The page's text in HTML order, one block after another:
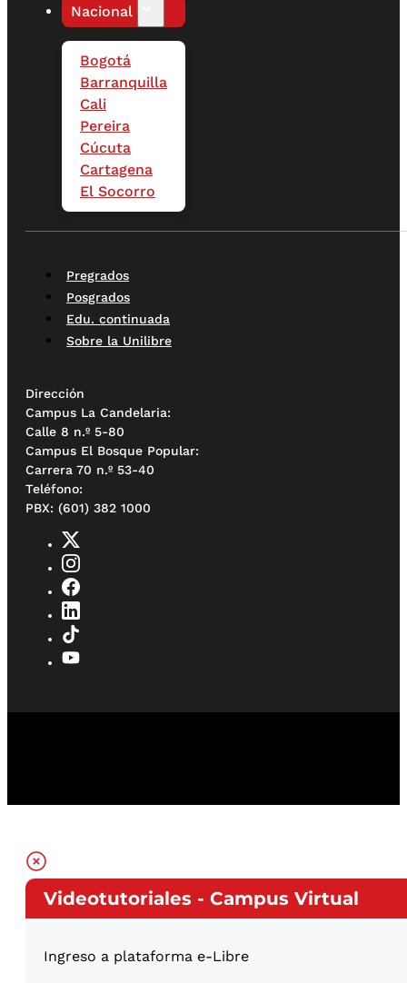
Nacional
Bogotá
Barranquilla
Cali
Pereira
Cúcuta
Cartagena
El Socorro
Pregrados
Posgrados
Edu. continuada
Sobre la Unilibre
Dirección
Campus La Candelaria:
Calle 8 n.º 5-80
Campus El Bosque Popular:
Carrera 70 n.º 53-40
Teléfono:
PBX: (601) 382 1000
Videotutoriales - Campus Virtual
Ingreso a plataforma e-Libre